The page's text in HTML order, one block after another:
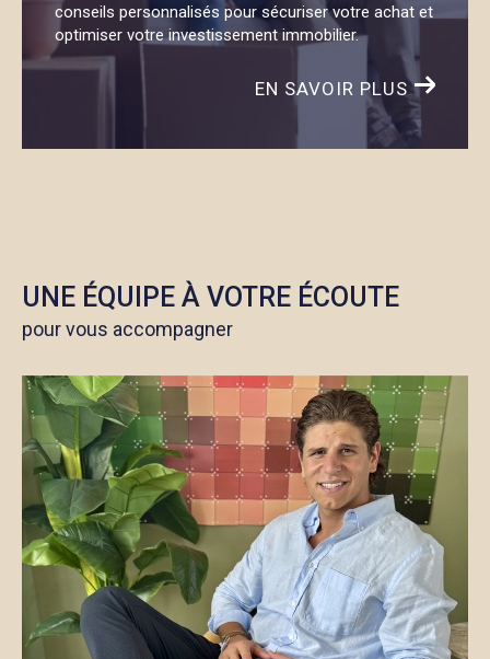
conseils personnalisés pour sécuriser votre achat et
optimiser votre investissement immobilier.
EN SAVOIR PLUS
UNE ÉQUIPE À VOTRE ÉCOUTE
pour vous accompagner